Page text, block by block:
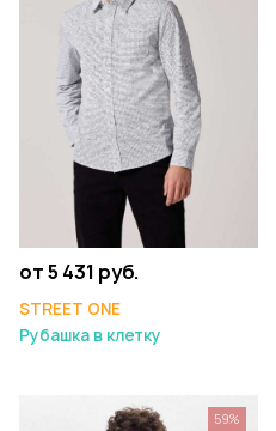
от 5 431 руб.
STREET ONE
Рубашка в клетку
59%